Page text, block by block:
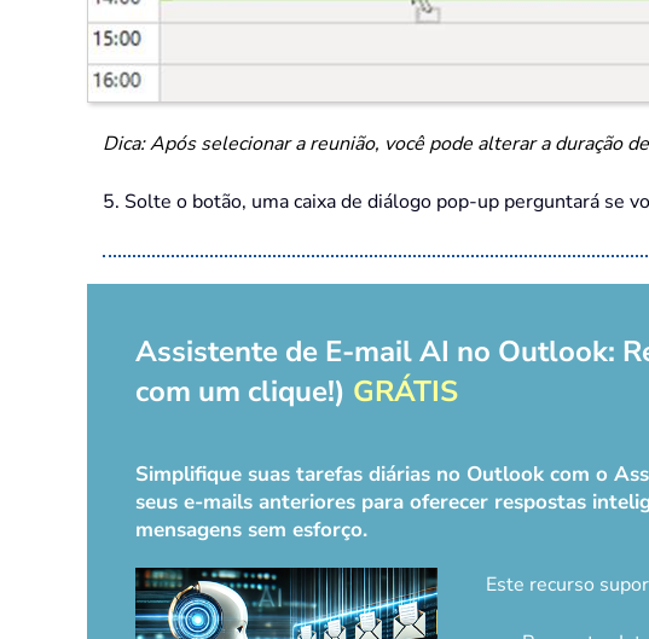
Dica: Após selecionar a reunião, você pode alterar a duração
5. Solte o botão, uma caixa de diálogo pop-up perguntará se
Assistente de E-mail AI no Outlook:
com um clique!) GRÁTIS
Simplifique suas tarefas diárias no Outlook com o
seus e-mails anteriores para oferecer respostas
mensagens sem esforço.
Este recurso